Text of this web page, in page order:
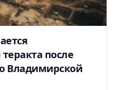
после
Владимирской